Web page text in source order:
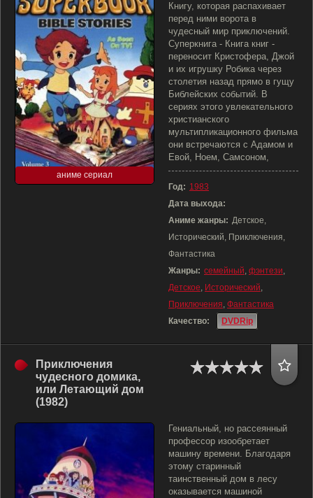
аниме сериал
Книгу, которая распахивает
перед ними ворота в
чудесный мир приключений.
Суперкнига - Книга книг -
переносит Кристофера, Джой
и их игрушку Робика через
столетия назад прямо в гущу
Библейских событий. В
сериях этого увлекательного
христианского
мультипликационного фильма
они встречаются с Адамом и
Евой, Ноем, Самсоном,
Год: 1983
Дата выхода:
Аниме жанры: Детское,
Исторический, Приключения,
Фантастика
Жанры: семейный, фэнтези,
Детское, Исторический,
Приключения, Фантастика
Качество:
DVDRip
Приключения
чудесного домика,
или Летающий дом
(1982)
Гениальный, но рассеянный
профессор изообретает
машину времени. Благодаря
этому старинный
таинственный дом в лесу
оказывается машиной